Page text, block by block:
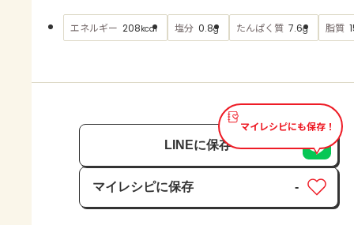
AJINOMOTO PARK とは
エネルギー 208kcal 塩分 0.8g たんぱく質 7.6g 脂質
マイレシピにも保存！
LINEに保存
マイレシピに保存
保存済み
-